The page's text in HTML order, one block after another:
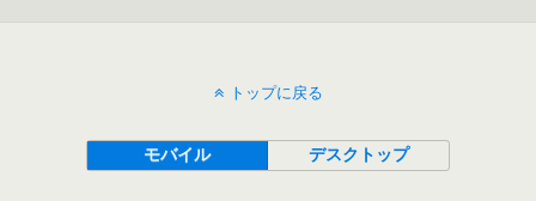
トップに戻る
モバイル デスクトップ